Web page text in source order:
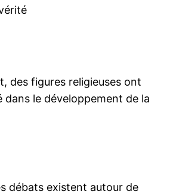
des figures religieuses ont
dans le développement de la
débats existent autour de